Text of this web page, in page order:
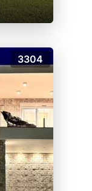
3304